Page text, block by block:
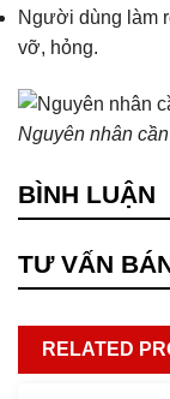
Người dùng làm
vỡ, hỏng.
Nguyên nhân
BÌNH LUẬN
TƯ VẤN
RELATED